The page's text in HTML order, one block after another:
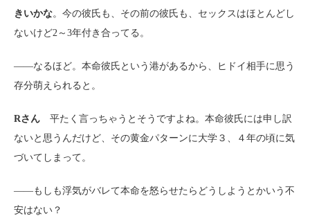
きいかな。今の彼氏も、その前の彼氏も、セックスはほとんどし
ないけど2～3年付き合ってる。
――なるほど。本命彼氏という港があるから、ヒドイ相手に思う
存分萌えられると。
Rさん 平たく言っちゃうとそうですよね。本命彼氏には申し訳
ないと思うんだけど、その黄金パターンに大学３、４年の頃に気
づいてしまって。
――もしも浮気がバレて本命を怒らせたらどうしようとかいう不
安はない？